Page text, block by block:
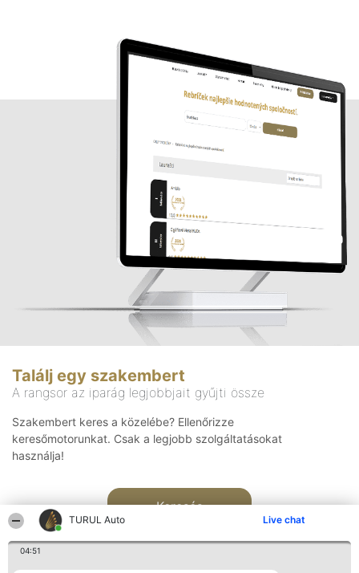
TURUL Auto Live chat
04:51
Találj egy szakembert
A rangsor az iparág legjobbjait gyűjti össze
Szakembert keres a közelébe? Ellenőrizze
keresőmotorunkat. Csak a legjobb szolgáltatásokat
használja!
Keresés